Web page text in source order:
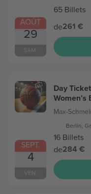
AOÛT
29
SAM.
65 Billets
de261 €
SEPT.
4
VEN.
Day
Max-
Berlin,
16 Billets
de284 €